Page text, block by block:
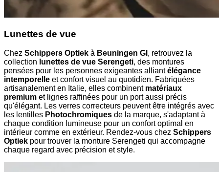
Lunettes de vue
Chez Schippers Optiek à Beuningen Gl , retrouvez la
collection lunettes de vue Serengeti, des montures
pensées pour les personnes exigeantes alliantélégance
intemporelle et confort visuel au quotidien. Fabriquées
artisanalement en Italie, elles combinent matériaux
premium et lignes raffinées pour un port aussi précis
qu'élégant. Les verres correcteurs peuvent être intégrés avec
les lentilles Photochromiques de la marque, s'adaptant à
chaque condition lumineuse pour un confort optimal en
intérieur comme en extérieur. Rendez-vous chez Schippers
Optiek pour trouver la monture Serengeti qui accompagne
chaque regard avec précision et style.